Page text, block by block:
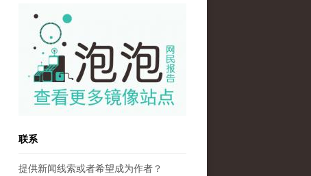
pao-pao-banner-mirror-site-120814.jpg
联系
提供新闻线索或者希望成为作者？